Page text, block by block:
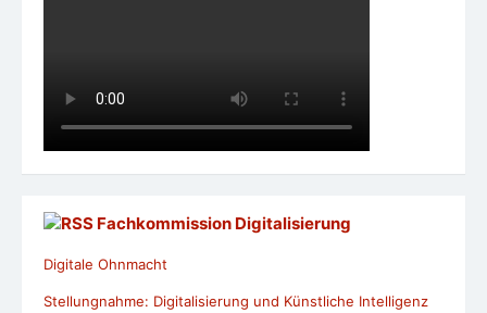
Fachkommission Digitalisierung
Digitale Ohnmacht
Stellungnahme: Digitalisierung und Künstliche Intelligenz